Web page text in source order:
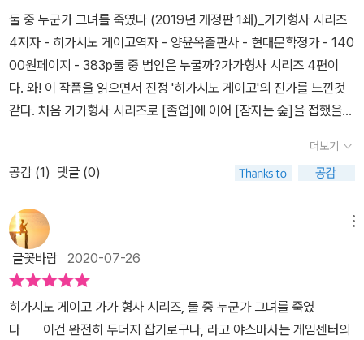
데 이 추리 안내서가 더욱 흥미로운 까닭은 봉인되어 있다는 것이다.
봉인 해설. 본문을 읽기 전에는 개봉하지 말 것을 권하고 있다. 봉인
해설의 내용을 읽고 나면 왜 본문을 다 읽고 개봉하라고 하였는지 알
수 있다. 미스터리 작품의 평론가 니시가미 신타의 해설은 또 다른 재
미를 준다. 거기에 진짜 범인을 알려주고 있다. 자 이제 당신이 진짜
범인을 찾을 수 있을지 당신의 추리력을 시험해 보고 싶다면 범인을
봉인 해설서에 숨겨놓고 알려주지 않는 추리 소설 <둘 중 누군가 그
녀를 죽였다>를 만나보기 바란다. 물론 뛰어난 추리력을 가진 이들이
명의 범인 중 진범 한 명을 찾는 즐거움은 범인을 추리하는 즐거움보
다 더 즐거울 것이다.
요? 타살이라면 범인은 누구일까요? 준이치? 가요코? 아니면 둘
다? 그러나 고작 사귀었다 이별한 이유로 전 여친을, 전 단짝을 죽일
필요까지 있었을까요? 교통계 경찰인 이즈미는 타살을 확신하며 소
노코의 죽음을 자살로 위장합니다. 범인에게 법이 아닌 자신의 심판
을 받게 할 심산인 거겠죠. 이즈미의 위장을 꿰뚫고 죽음의 행방을 찾
현장을 샅샅이 뒤지고 이즈미를 의심하며 근방을 배회합니다. 이즈미
와 가가가 범인이 누구인지에 대한 힌트를, 힌트인 듯 힌트가 아닌 듯
이, 너불너불 떠드는데 아이구 두야 끝끝내 진범을 알려주진 않아요.
고민 끝에 봉인된 추리 안내서를 칼로 뜯기로 했죠. 책이 훼손될지언
정 이렇게 뒤 안닦은 느낌으로 읽기를 끝낼 순 없다고 생각했거든요.
예리함이라곤 없는 커터칼로 책을 걸레짝으로 만들면서 확인한 범인
은........ 에잇!!! 작가님 그리고 출판사 정말 이러깁니까????
참여하여범인이 드디어 밝혀진다(?). 앞서 본 1, 2권에서도 마무리가
약간 후련하지 않은 감이 있었는데 이 책은대놓고 범인을 확실히 드
러내지 않은 상태로 마무리를 한다. 끝에 '추리 안내서'라는 봉인 해설
이 있는데아마 예전에 읽었던 '이와 손톱'이나 '로드레크 저택 살인 사
건'과 같이 봉인을 해놓고 뜯어보고 되어있었던 것 같다. 내가 볼 때는
대한단서가 있었는지 나름 친철하게(?) 설명해주고 있다. 암튼 범인
을 대놓고 두 명 중에 있다고 좁혀놓고도흥미진진한 얘기를 들려주었
는데 역시 마지막에 반전에 반전을 거듭하는 부분이 압권이라 할 수
있었다.다음 작품은 세 중 중 한 명이 범인이라는데 좀 더 난이도가 높
아질 것 같아 기대가 된다.
소노코는 기쁜 마음에 미대생에게 저녁을 사주게 되고 그것이 계기가
되어 둘은 연인 관계로 발전하게 된다.​미대생을 접고 출판사에 취직
한 준이치는 소노코를 그의 부모님에게 소개시키게 되고 가난한 미대
생이라고 생각했던 준이치가 이름만 대면 알만한 출판사의 아들이었
다는 것을 알게 된 소노코는 당황하게 되지만 그녀의 걱정과 달리 소
탈한 준이치 부모님과의 시간은 그와이 결혼까지 생각하게 된다. 그
랬기에 소노코는 자기와 유일하게 친했던 가요코를 준이치에게 소개
시켜주었고 그것이 비극적인 결말이 되리라고는 생각하지 못하는
하지만 평상시와 달리 자기만 없어지면 된다는 둥, 배신을 당했다는
등의 이야기를 하는 소노코의 이야기를 들으며 불길함을 느끼는 야스
마에게 소노코는 주말에 나고야에 내려가 이야기를 들려준다며 끊는
데...하지만 주말내 기다려도 소노코는 내려오지 않았고 야스마사는
당직이 끝나는대로 도쿄로 향하지만 그곳에서 그를 맞은건 이미 싸늘
하게 식어버린 동생의 유체뿐이었다. ​교통과이긴하지만 경찰 신분이
둘 중 누군가 그녀를 죽였다 (2019년 개정판 1쇄)_가가형사 시리즈
4저자 - 히가시노 게이고역자 - 양윤옥출판사 - 현대문학정가 - 140
00원페이지 - 383p둘 중 범인은 누굴까?가가형사 시리즈 4편이
다. 와! 이 작품을 읽으면서 진정 '히가시노 게이고'의 진가를 느낀것
같다. 처음 가가형사 시리즈로 [졸업]에 이어 [잠자는 숲]을 접했을때
급격한 상승곡선을 타더니 이번 [둘 중 누군가 그녀를 죽였다]에서는
완전히 반해버렸다. 진정한 본격 미스터리의 진수를 보여준달까. 다
른 미스터리도 범인과 트릭찾기에 독자를 함께 참여시킨다지만 이 작
품은 아예 범인의 정체를 숨겨버리고 끝맺음으로서 오로지 독자의 추
리에 결말을 맡기는 실로 너무나 '불친절한' 구성인데 오히려 이 불친
절함이 독자의 도전 의욕을 불태우는 느낌이다. 미스터리 내공이 짧
아 이런 식의 작품을 처음 접한지라 더욱 충격적이었던 것도 같지만
신박한 구성을 제외하더라도 아끼는 친동생을 잃은 오빠가 범인을 찾
더보기
공감 (1) 댓글 (0)
글꽃바람 2020-07-26
히가시노 게이고 가가 형사 시리즈, 둘 중 누군가 그녀를 죽였
다 이건 완전히 두더지 잡기로구나, 라고 야스마사는 게임센터의